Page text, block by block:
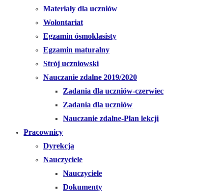
Materiały dla uczniów
Wolontariat
Egzamin ósmoklasisty
Egzamin maturalny
Strój uczniowski
Nauczanie zdalne 2019/2020
Zadania dla uczniów-czerwiec
Zadania dla uczniów
Nauczanie zdalne-Plan lekcji
Pracownicy
Dyrekcja
Nauczyciele
Nauczyciele
Dokumenty